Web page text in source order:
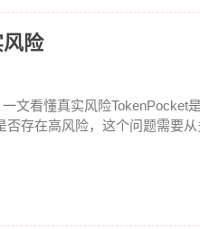
险
文看懂真实风险TokenPocket
否存在高风险，这个问题需要